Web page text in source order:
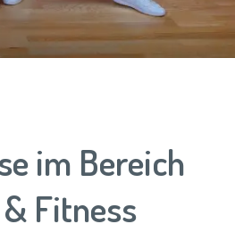
im Bereich
Fitness